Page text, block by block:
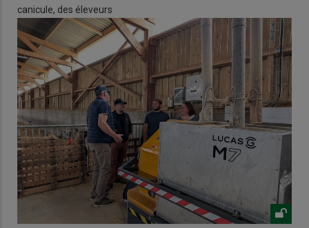
canicule, des éleveurs